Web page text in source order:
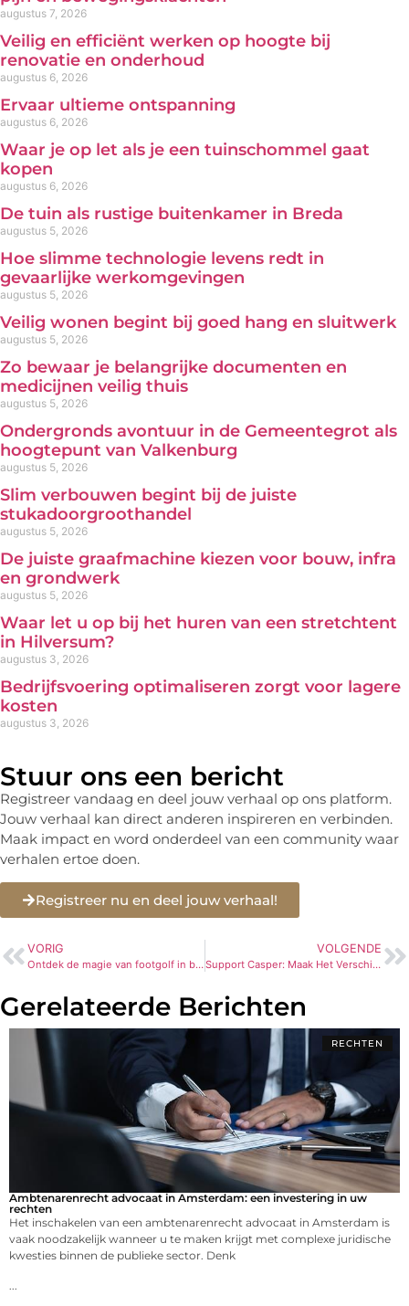
augustus 7, 2026
Veilig en efficiënt werken op hoogte bij
renovatie en onderhoud
augustus 6, 2026
Ervaar ultieme ontspanning
augustus 6, 2026
Waar je op let als je een tuinschommel gaat
kopen
augustus 6, 2026
De tuin als rustige buitenkamer in Breda
augustus 5, 2026
Hoe slimme technologie levens redt in
gevaarlijke werkomgevingen
augustus 5, 2026
Veilig wonen begint bij goed hang en sluitwerk
augustus 5, 2026
Zo bewaar je belangrijke documenten en
medicijnen veilig thuis
augustus 5, 2026
Ondergronds avontuur in de Gemeentegrot als
hoogtepunt van Valkenburg
augustus 5, 2026
Slim verbouwen begint bij de juiste
stukadoorgroothandel
augustus 5, 2026
De juiste graafmachine kiezen voor bouw, infra
en grondwerk
augustus 5, 2026
Waar let u op bij het huren van een stretchtent
in Hilversum?
augustus 3, 2026
Bedrijfsvoering optimaliseren zorgt voor lagere
kosten
augustus 3, 2026
Stuur ons een bericht
Registreer vandaag en deel jouw verhaal op ons platform.
Jouw verhaal kan direct anderen inspireren en verbinden.
Maak impact en word onderdeel van een community waar
verhalen ertoe doen.
Registreer nu en deel jouw verhaal!
VORIG
Ontdek de magie van footgolf in brabant
VOLGENDE
Support Casper: Maak Het Verschil in de Aanpak van Alvleesklierkanker
Gerelateerde Berichten
RECHTEN
Ambtenarenrecht advocaat in Amsterdam: een investering in uw
rechten
Het inschakelen van een ambtenarenrecht advocaat in Amsterdam is
vaak noodzakelijk wanneer u te maken krijgt met complexe juridische
kwesties binnen de publieke sector. Denk